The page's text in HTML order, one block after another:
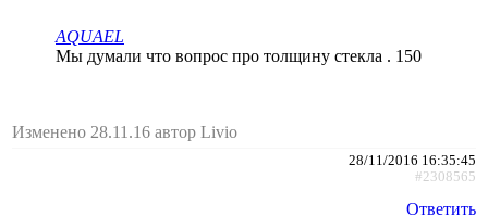
AQUAEL
Мы думали что вопрос про толщину стекла . 150
Изменено 28.11.16 автор Livio
28/11/2016 16:35:45
#2308565
Ответить